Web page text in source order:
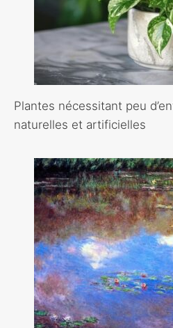
Plantes nécessitant peu
naturelles et artificielles